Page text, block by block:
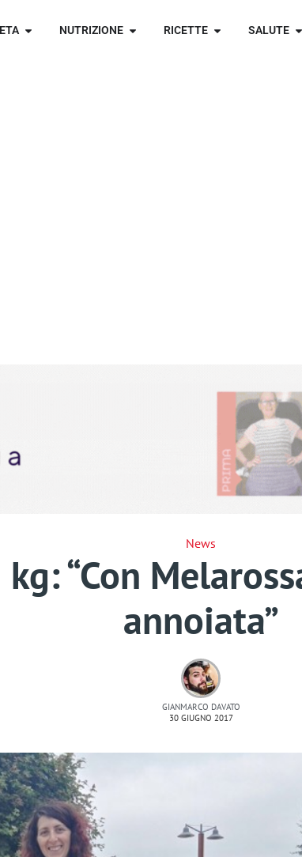
NUTRIZIONE RICETTE SALUTE
News
“Con
annoiata”
GIANMARCO DAVATO
30 GIUGNO 2017